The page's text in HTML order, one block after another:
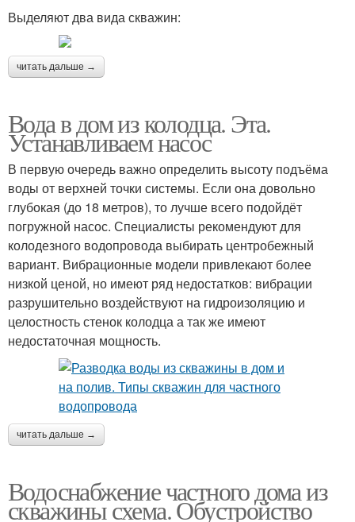
Выделяют два вида скважин:
читать дальше →
Вода в дом из колодца. Эта.
Устанавливаем насос
В первую очередь важно определить высоту подъёма
воды от верхней точки системы. Если она довольно
глубокая (до 18 метров), то лучше всего подойдёт
погружной насос. Специалисты рекомендуют для
колодезного водопровода выбирать центробежный
вариант. Вибрационные модели привлекают более
низкой ценой, но имеют ряд недостатков: вибрации
разрушительно воздействуют на гидроизоляцию и
целостность стенок колодца а так же имеют
недостаточная мощность.
читать дальше →
Водоснабжение частного дома из
скважины схема. Обустройство